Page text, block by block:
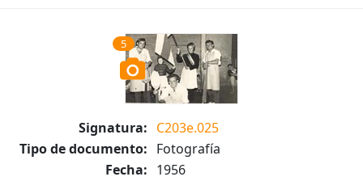
5
Signatura: C203e.025
Tipo de documento: Fotografía
Fecha: 1956